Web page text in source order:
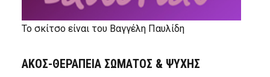
Το σκίτσο είναι του Βαγγέλη Παυλίδη
ΑΚΟΣ-ΘΕΡΑΠΕΙΑ ΣΩΜΑΤΟΣ & ΨΥΧΗΣ